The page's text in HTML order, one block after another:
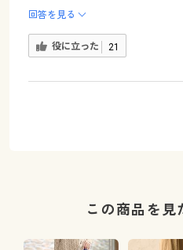
回答を見る
役に立った 21
この商品を